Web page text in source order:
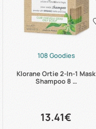
108 Goodies
Klorane Ortie 2-In-1 Mask
Shampoo 8 …
13.41€